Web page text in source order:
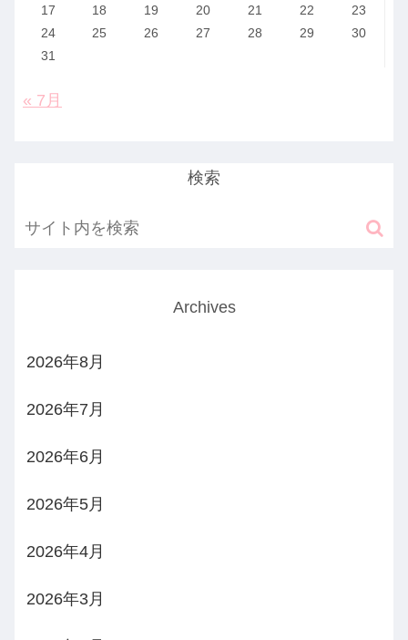
17
18 19 20 21 22
23
24
25 26 27 28 29
30
31
« 7月
検索
Archives
2026年8月
2026年7月
2026年6月
2026年5月
2026年4月
2026年3月